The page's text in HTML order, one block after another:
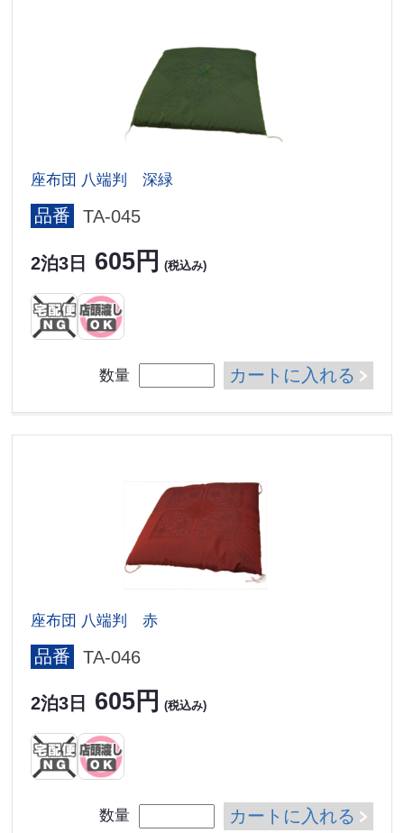
座布団 八端判 深緑
品番 TA-045
2泊3日 605円 (税込み)
数量 カートに入れる
座布団 八端判 赤
品番 TA-046
2泊3日 605円 (税込み)
数量 カートに入れる